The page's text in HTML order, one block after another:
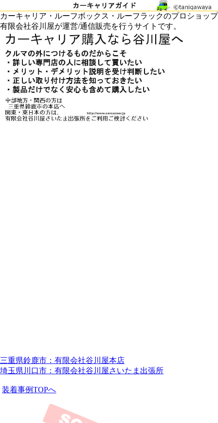
カーキャリア・ルーフボックス・ルーフラックのプロショップ
有限会社谷川屋が運営/通信販売を行うサイトです。
三重県鈴鹿市：有限会社谷川屋本店
埼玉県川口市：有限会社谷川屋さいたま出張所
装着事例TOPへ